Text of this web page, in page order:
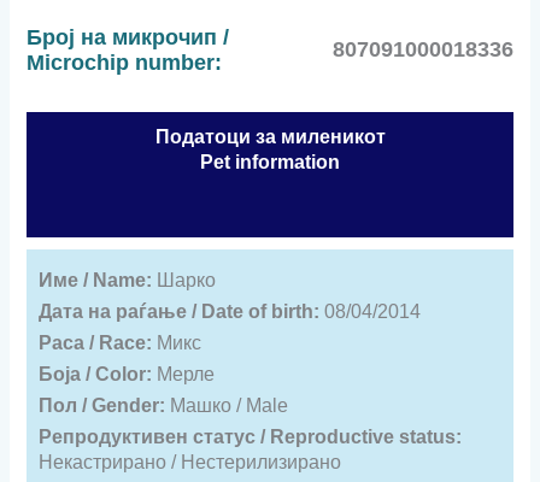
Број на микрочип /
Microchip number:
807091000018336
Податоци за миленикот
Pet information
Име / Name: Шарко
Дата на раѓање / Date of birth: 08/04/2014
Раса / Race: Микс
Боја / Color: Мерле
Пол / Gender: Машко / Male
Репродуктивен статус / Reproductive status:
Некастрирано / Нестерилизирано